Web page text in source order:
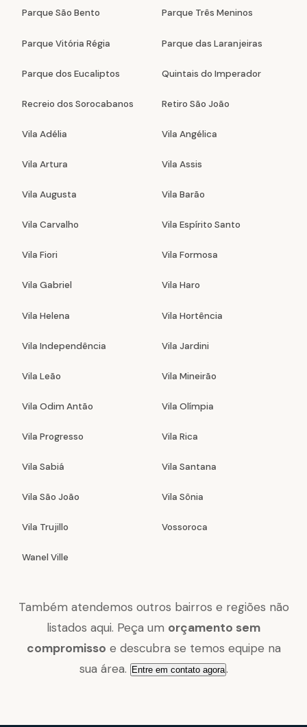
Parque São Bento Parque Três Meninos
Parque Vitória Régia Parque das Laranjeiras
Parque dos Eucaliptos Quintais do Imperador
Recreio dos Sorocabanos Retiro São João
Vila Adélia Vila Angélica
Vila Artura Vila Assis
Vila Augusta Vila Barão
Vila Carvalho Vila Espírito Santo
Vila Fiori Vila Formosa
Vila Gabriel Vila Haro
Vila Helena Vila Hortência
Vila Independência Vila Jardini
Vila Leão Vila Mineirão
Vila Odim Antão Vila Olímpia
Vila Progresso Vila Rica
Vila Sabiá Vila Santana
Vila São João Vila Sônia
Vila Trujillo Vossoroca
Wanel Ville
Também atendemos outros bairros e regiões não
listados aqui. Peça um orçamento sem
compromisso e descubra se temos equipe na
sua área. Entre em contato agora.